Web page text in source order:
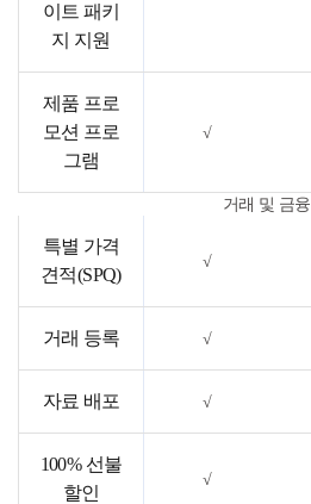
이트 패키
지 지원
제품 프로
모션 프로
그램
√
거래 및 금융
특별 가격
견적(SPQ)
√
거래 등록 √
자료 배포 √
100% 선불
할인
√